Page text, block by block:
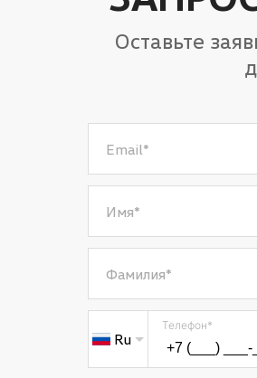
Оставьте
Email*
Имя*
Фамилия*
Ru
Телефон*